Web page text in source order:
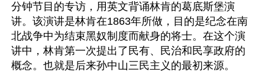
分钟节目的专访，用英文背诵林肯的葛底斯堡演
讲。该演讲是林肯在1863年所做，目的是纪念在南
北战争中为结束黑奴制度而献身的将士。在这个演
讲中，林肯第一次提出了民有、民治和民享政府的
概念。也就是后来孙中山三民主义的最初来源。